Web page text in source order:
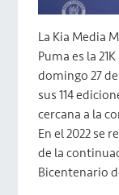
La Kia Media
Puma es la
domingo 27
sus 114
cercana a la
En el 2022 se
de la
Bicentenario